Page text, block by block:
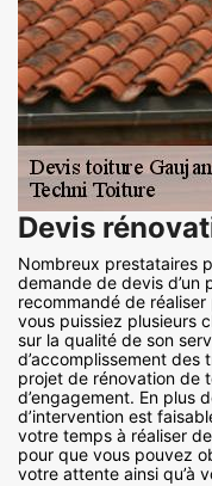
Devis
Nombreux prestataires
demande de devis
recommandé de
vous puissiez plusieurs
sur la qualité de son
d’accomplissement des
projet de rénovation de
d’engagement. En plus
d’intervention est
votre temps à réaliser
pour que vous pouvez
votre attente ainsi qu’à